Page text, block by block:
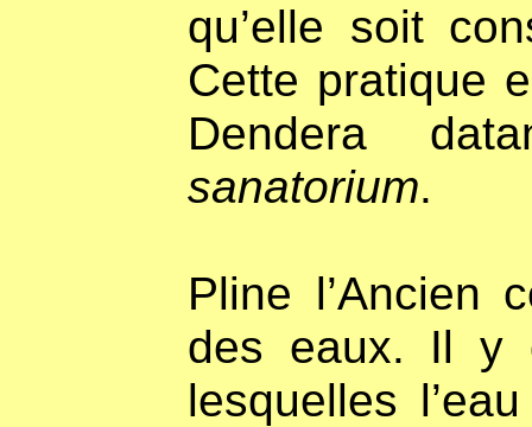
qu’elle soit
Cette pratique
Dendera
sanatorium.
Pline l’Ancien
des eaux. Il y
lesquelles